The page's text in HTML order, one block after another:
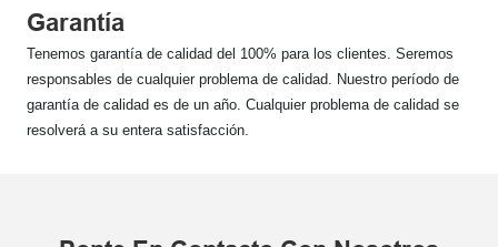
Garantía
Tenemos garantía de calidad del 100% para los clientes. Seremos
responsables de cualquier problema de calidad. Nuestro período de
garantía de calidad es de un año. Cualquier problema de calidad se
resolverá a su entera satisfacción.